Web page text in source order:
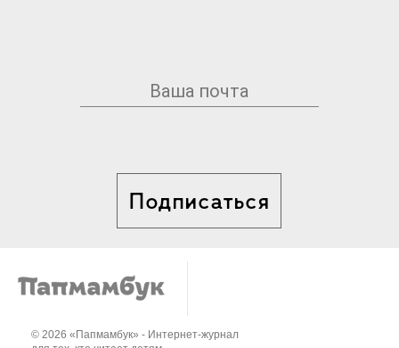
Подписаться
© 2026 «Папмамбук» - Интернет-журнал